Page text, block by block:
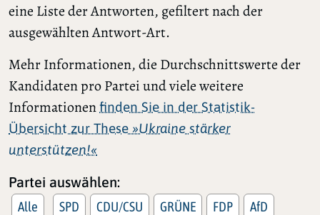
eine Liste der Antworten, gefiltert nach der
ausgewählten Antwort-Art.
Mehr Informationen, die Durchschnittswerte der
Kandidaten pro Partei und viele weitere
Informationenfinden Sie in der Statistik-
Übersicht zur These »Ukraine stärker
unterstützen!«
Partei auswählen:
Alle SPD CDU/CSU GRÜNE FDP
AfD